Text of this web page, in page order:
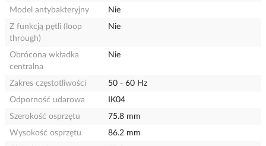
Model antybakteryjny
Nie
Z funkcją pętli (loop
through)
Nie
Obrócona wkładka
centralna
Nie
Zakres częstotliwości
50 - 60 Hz
Odporność udarowa
IK04
Szerokość osprzętu
75.8 mm
Wysokość osprzętu
86.2 mm